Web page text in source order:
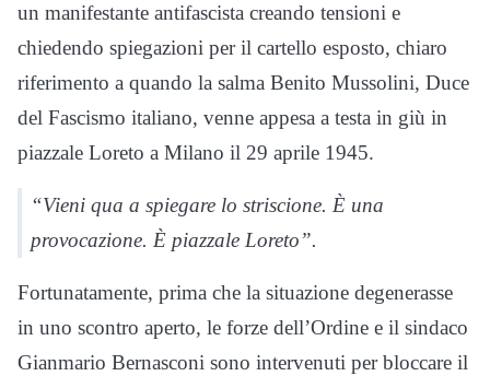
un manifestante antifascista creando tensioni e
chiedendo spiegazioni per il cartello esposto, chiaro
riferimento a quando la salma Benito Mussolini, Duce
del Fascismo italiano, venne appesa a testa in giù in
piazzale Loreto a Milano il 29 aprile 1945.
“Vieni qua a spiegare lo striscione. È una
provocazione. È piazzale Loreto”.
Fortunatamente, prima che la situazione degenerasse
in uno scontro aperto, le forze dell’Ordine e il sindaco
Gianmario Bernasconi sono intervenuti per bloccare il